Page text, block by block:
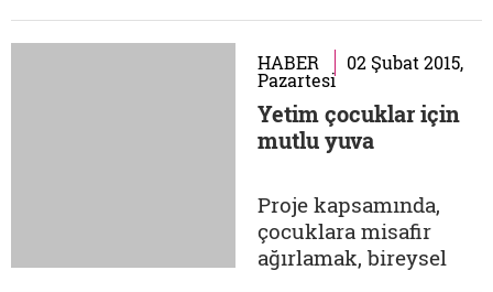
olabilirim?"
diyorsanız, aşağıdaki
web sitesi sorularınızı
cevaplayacaktır.
HABER 02 Şubat 2015,
Pazartesi
Yetim çocuklar için
mutlu yuva
Proje kapsamında,
çocuklara misafir
ağırlamak, bireysel